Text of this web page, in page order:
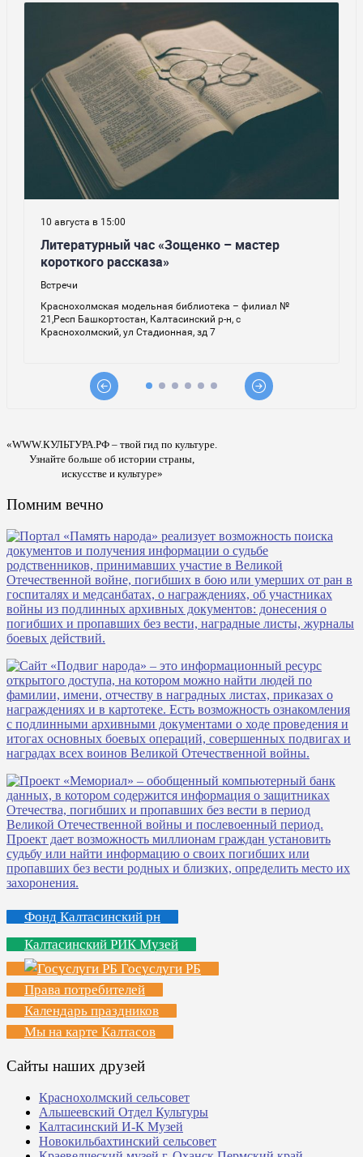
«WWW.КУЛЬТУРА.РФ – твой гид по культуре.
Узнайте больше об истории страны,
искусстве и культуре»
Помним вечно
Фонд Калтасинский рн
Калтасинский РИК Музей
Госуслуги РБ
Права потребителей
Календарь праздников
Мы на карте Калтасов
Сайты наших друзей
Краснохолмский сельсовет
Альшеевский Отдел Культуры
Калтасинский И-К Музей
Новокильбахтинский сельсовет